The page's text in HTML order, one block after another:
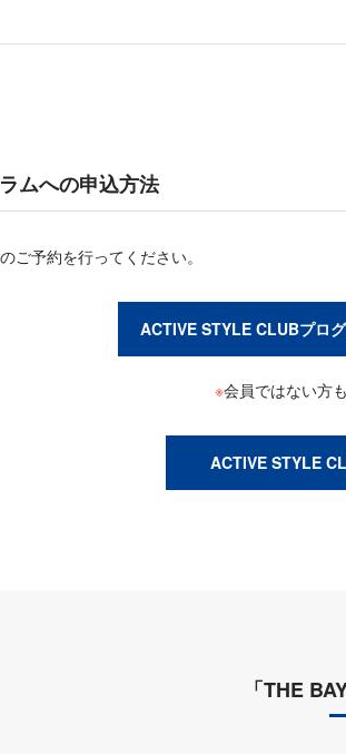
ムへの申込方法
ご予約を行ってください。
ACTIVE STYLE CLUBプロ
※会員ではない方
ACTIVE STYLE
「THE